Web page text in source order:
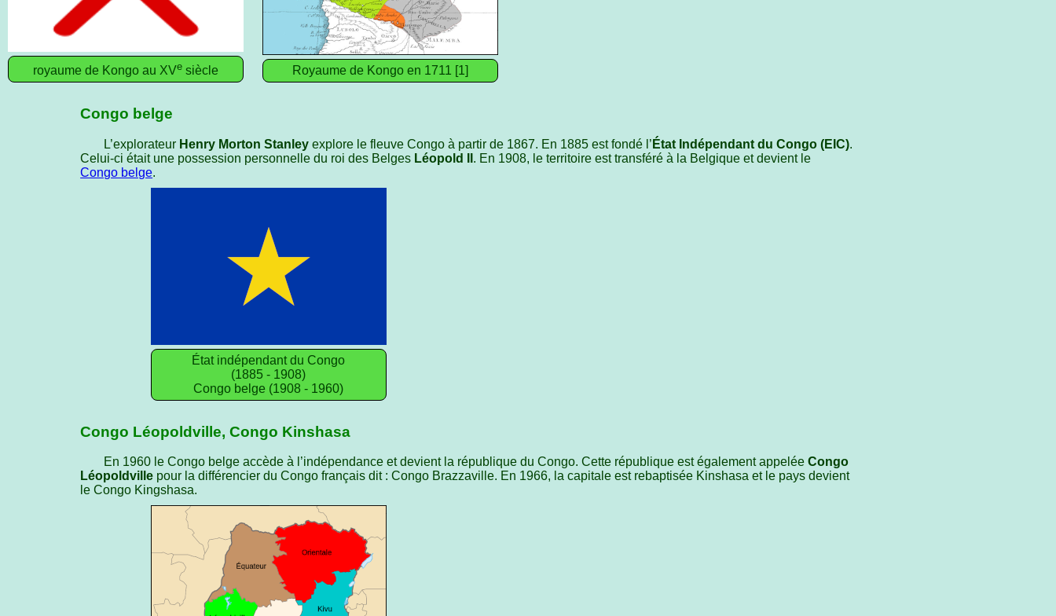
royaume de Kongo au XVe siècle Royaume de Kongo en 1711 [1]
Congo belge
L’explorateur Henry Morton Stanleyexplore le fleuve Congo à partir de 1867. En 1885 est fondé l’ État Indépendant du Congo (EIC).
Celui-ci était une possession personnelle du roi des Belges Léopold II . En 1908, le territoire est transféré à la Belgique et devient le
Congo belge.
État indépendant du Congo
(1885 - 1908)
Congo belge (1908 - 1960)
Congo Léopoldville, Congo Kinshasa
En 1960 le Congo belge accède à l’indépendance et devient la république du Congo. Cette république est également appelée Congo
Léopoldville pour la différencier du Congo français dit : Congo Brazzaville. En 1966, la capitale est rebaptisée Kinshasa et le pays devient
le Congo Kingshasa.